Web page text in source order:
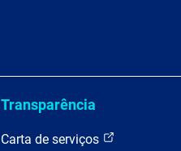
Transparência
Carta de serviços